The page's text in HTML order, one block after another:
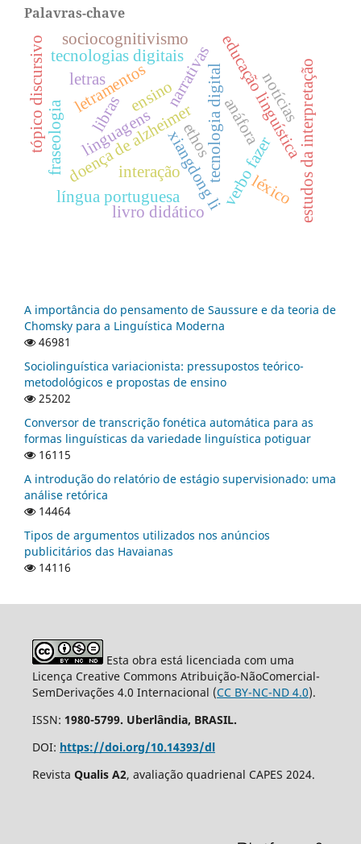
Palavras-chave
linguagens
letramentosensino tecnologia digitaleducação linguística
tecnologias digitais
xiangdong li estudos da interpretação
doença de alzheimer
narrativas
interação
sociocognitivismo
tópico discursivo
verbo fazer
anáfora
livro didático
língua portuguesa
ethos
fraseologia
léxico
libras notícias
letras
A importância do pensamento de Saussure e da teoria de
Chomsky para a Linguística Moderna
46981
Sociolinguística variacionista: pressupostos teórico-
metodológicos e propostas de ensino
25202
Conversor de transcrição fonética automática para as
formas linguísticas da variedade linguística potiguar
16115
A introdução do relatório de estágio supervisionado: uma
análise retórica
14464
Tipos de argumentos utilizados nos anúncios
publicitários das Havaianas
14116
Esta obra está licenciada com uma
Licença Creative Commons Atribuição-NãoComercial-
SemDerivações 4.0 Internacional (CC BY-NC-ND 4.0).
ISSN: 1980-5799. Uberlândia, BRASIL.
DOI: https://doi.org/10.14393/dl
Revista Qualis A2, avaliação quadrienal CAPES 2024.